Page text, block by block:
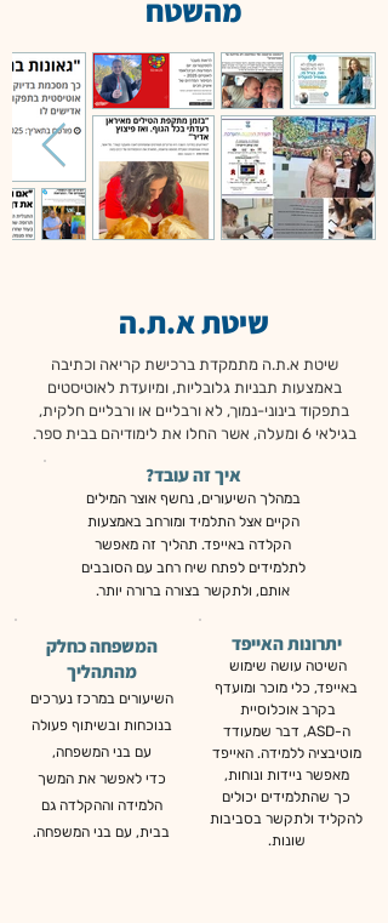
מהשטח
שיטת א.ת.ה
שיטת א.ת.ה מתמקדת ברכישת קריאה וכתיבה
באמצעות תבניות גלובליות, ומיועדת לאוטיסטים
בתפקוד בינוני-נמוך, לא ורבליים או ורבליים חלקית,
בגילאי 6 ומעלה, אשר החלו את לימודיהם בבית ספר.
איך זה עובד?
במהלך השיעורים, נחשף אוצר המילים
הקיים אצל התלמיד ומורחב באמצעות
הקלדה באייפד. תהליך זה מאפשר
לתלמידים לפתח שיח רחב עם הסובבים
אותם, ולתקשר בצורה ברורה יותר.
המשפחה כחלק
מהתהליך
השיעורים במרכז נערכים
בנוכחות ובשיתוף פעולה
עם בני המשפחה,
כדי לאפשר את המשך
הלמידה וההקלדה גם
בבית, עם בני המשפחה.
יתרונות האייפד
השיטה עושה שימוש
באייפד, כלי מוכר ומועדף
בקרב אוכלוסיית
ה-ASD,
דבר שמעודד
מוטיבציה ללמידה.האייפד
מאפשר ניידות ונוחות,
כך שהתלמידים יכולים
להקליד ולתקשר בסביבות
שונות.